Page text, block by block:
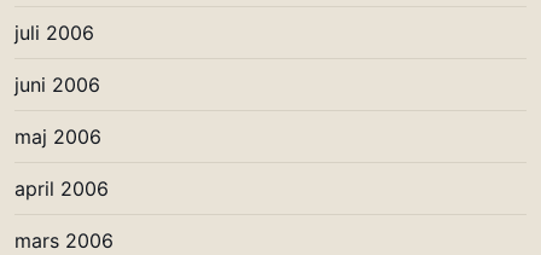
juli 2006
juni 2006
maj 2006
april 2006
mars 2006